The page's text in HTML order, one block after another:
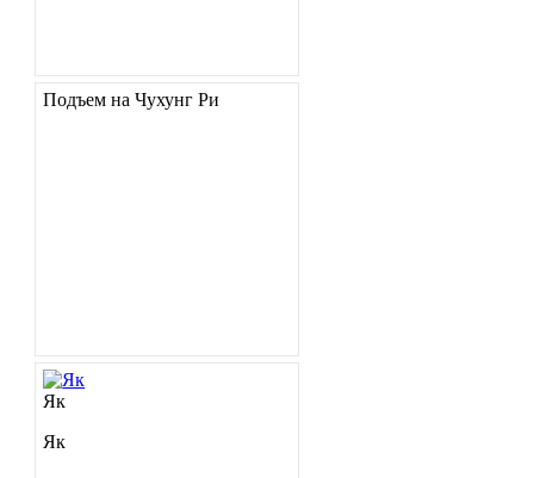
Подъем на Чухунг Ри
Як
Як